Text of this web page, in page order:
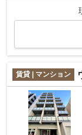
賃貸 | マンション